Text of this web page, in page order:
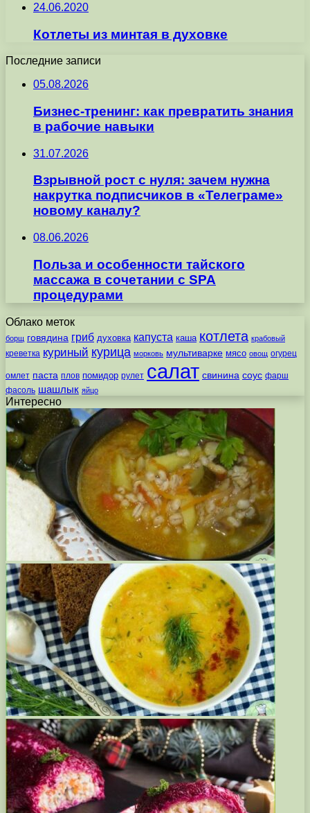
24.06.2020
Котлеты из минтая в духовке
Последние записи
05.08.2026
Бизнес-тренинг: как превратить знания
в рабочие навыки
31.07.2026
Взрывной рост с нуля: зачем нужна
накрутка подписчиков в «Телеграме»
новому каналу?
08.06.2026
Польза и особенности тайского
массажа в сочетании с SPA
процедурами
Облако меток
борщ говядина гриб духовка капуста каша котлета крабовый
креветка куриный курица морковь мультиварке мясо овощ огурец
омлет паста плов помидор рулет салат свинина соус фарш
фасоль шашлык яйцо
Интересно